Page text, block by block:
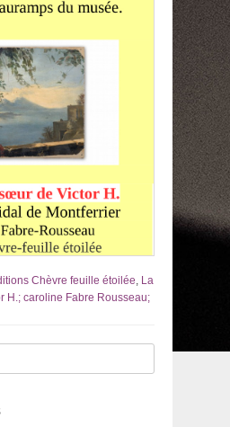
Chèvre feuille étoilée, La
H.; caroline Fabre Rousseau;